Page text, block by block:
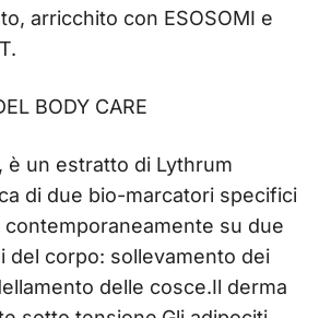
arricchito con ESOSOMI e
BODY CARE
, è un estratto di Lythrum
di due bio-marcatori specifici
su due
del corpo: sollevamento dei
delle cosce.Il derma